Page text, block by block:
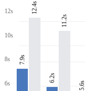
12s
10s
8s
6s
7.9s
12.4s
6.2s
11.2s
5.6s